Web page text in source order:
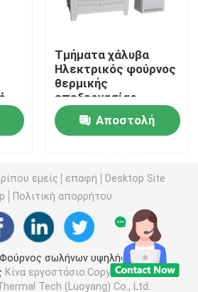
θαλάμου
ατμόσφαιρας
τζακιού βαγονέτων
επεξεργασίας
Τμήματα χάλυβα
Ηλεκτρικός φούρνος
θερμικής
επεξεργασίας
Φούρνος αλμυρού
μπάνιου με 310S
χυτοσυσκευές
Αποστολή
εμείς επαφή
Desktop Site
Πολιτική απορρήτου
Φούρνος σωλήνων υψηλής
Κίνα εργοστάσιο.Copyright ©
Tech (Luoyang) Co., Ltd.